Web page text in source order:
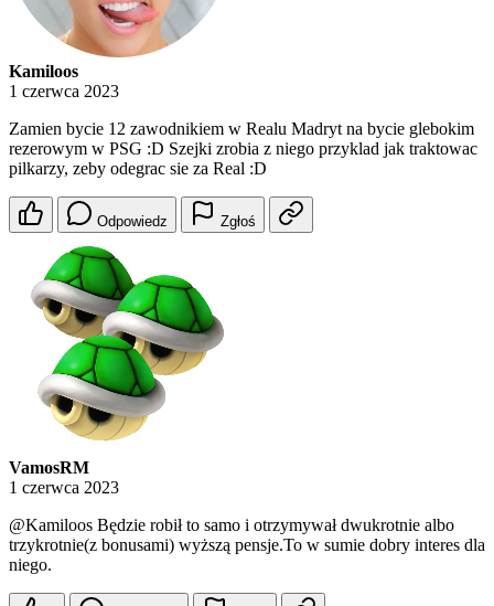
Kamiloos
1 czerwca 2023
Zamien bycie 12 zawodnikiem w Realu Madryt na bycie glebokim
rezerowym w PSG :D Szejki zrobia z niego przyklad jak traktowac
pilkarzy, zeby odegrac sie za Real :D
Odpowiedz Zgłoś
VamosRM
1 czerwca 2023
@Kamiloos Będzie robił to samo i otrzymywał dwukrotnie albo
trzykrotnie(z bonusami) wyższą pensje.To w sumie dobry interes dla
niego.